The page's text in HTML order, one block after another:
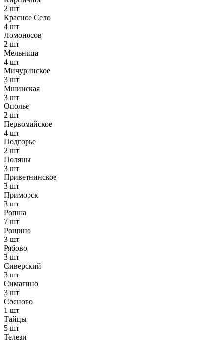
2 шт
Красное Село
4 шт
Ломоносов
2 шт
Мельница
4 шт
Мичуринское
3 шт
Мшинская
3 шт
Ополье
2 шт
Первомайское
4 шт
Подгорье
2 шт
Поляны
3 шт
Приветнинское
3 шт
Приморск
3 шт
Ропша
7 шт
Рощино
3 шт
Рябово
3 шт
Сиверский
3 шт
Симагино
3 шт
Сосново
1 шт
Тайцы
5 шт
Телези